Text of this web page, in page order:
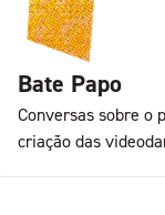
Bate Papo
Conversas sobre o
criação das